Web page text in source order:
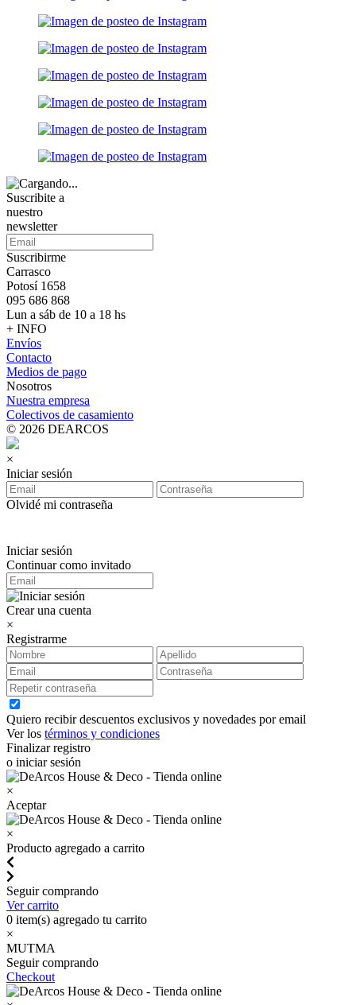
Suscribite a
nuestro
newsletter
Suscribirme
Carrasco
Potosí 1658
095 686 868
Lun a sáb de 10 a 18 hs
+ INFO
Envíos
Contacto
Medios de pago
Nosotros
Nuestra empresa
Colectivos de casamiento
© 2026 DEARCOS
×
Iniciar sesión
Olvidé mi contraseña
Iniciar sesión
Continuar como invitado
Crear una cuenta
×
Registrarme
Quiero recibir descuentos exclusivos y novedades por email
Ver los términos y condiciones
Finalizar registro
o iniciar sesión
×
Aceptar
×
Producto agregado a carrito
Seguir comprando
Ver carrito
0 item(s) agregado tu carrito
×
MUTMA
Seguir comprando
Checkout